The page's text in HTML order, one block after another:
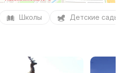
Школы Детские сады